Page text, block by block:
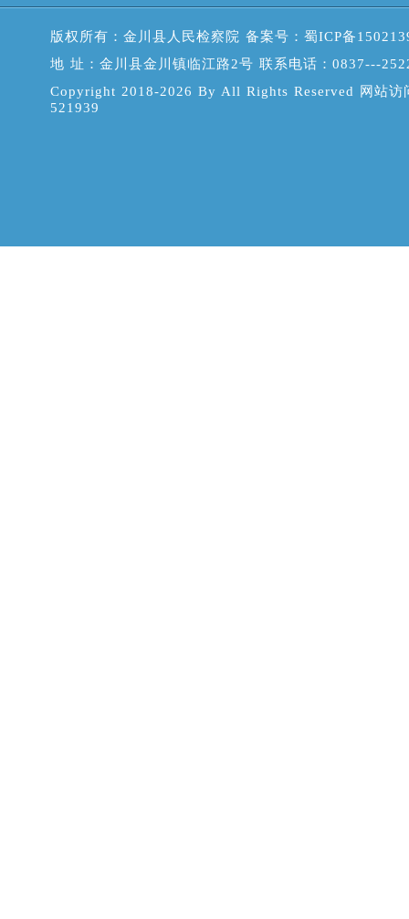
版权所有：金川县人民检察院 备案号： 蜀ICP备
地 址：金川县金川镇临江路2号 联系电话：0837---
Copyright 2018-2026 By All Rights Reserved 网站访
521939